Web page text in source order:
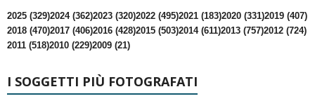
2025 (329)2024 (362)2023 (320)2022 (495)2021 (183)2020 (331)2019 (407)
2018 (470)2017 (406)2016 (428)2015 (503)2014 (611)2013 (757)2012 (724)
2011 (518)2010 (229)2009 (21)
I SOGGETTI PIÙ FOTOGRAFATI